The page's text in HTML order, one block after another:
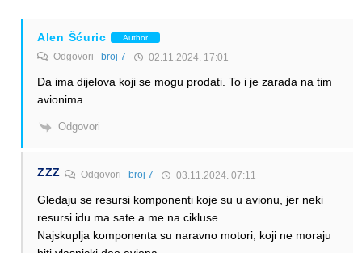
Alen Šćuric Author
Odgovori broj 7 02.11.2024. 17:01
Da ima dijelova koji se mogu prodati. To i je zarada na tim
avionima.
Odgovori
ZZZ Odgovoribroj 7 03.11.2024. 07:11
Gledaju se resursi komponenti koje su u avionu, jer neki
resursi idu ma sate a me na cikluse.
Najskuplja komponenta su naravno motori, koji ne moraju